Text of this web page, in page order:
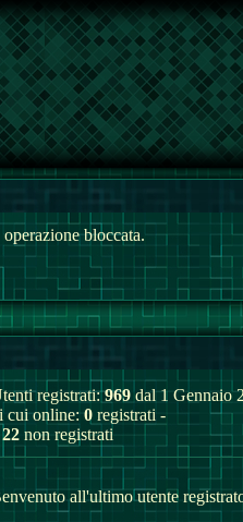
bloccata.
registrati:969 dal 1 Gennaio
cui online: 0 registrati -
22 non registrati
all'ultimo utente